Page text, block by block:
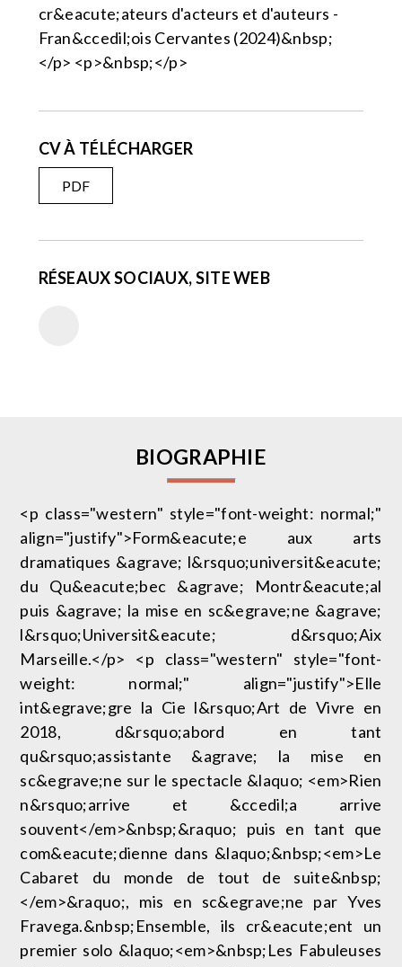
cr&eacute;ateurs d'acteurs et d'auteurs -
Fran&ccedil;ois Cervantes (2024)&nbsp;
</p> <p>&nbsp;</p>
CV À TÉLÉCHARGER
PDF
RÉSEAUX SOCIAUX, SITE WEB
BIOGRAPHIE
<p class="western" style="font-weight: normal;"
align="justify">Form&eacute;e aux arts
dramatiques &agrave; l&rsquo;universit&eacute;
du Qu&eacute;bec &agrave; Montr&eacute;al
puis &agrave; la mise en sc&egrave;ne &agrave;
l&rsquo;Universit&eacute; d&rsquo;Aix
Marseille.</p> <p class="western" style="font-
weight: normal;" align="justify">Elle
int&egrave;gre la Cie l&rsquo;Art de Vivre en
2018, d&rsquo;abord en tant
qu&rsquo;assistante &agrave; la mise en
sc&egrave;ne sur le spectacle &laquo; <em>Rien
n&rsquo;arrive et &ccedil;a arrive
souvent</em>&nbsp;&raquo; puis en tant que
com&eacute;dienne dans &laquo;&nbsp;<em>Le
Cabaret du monde de tout de suite&nbsp;
</em>&raquo;, mis en sc&egrave;ne par Yves
Fravega.&nbsp;Ensemble, ils cr&eacute;ent un
premier solo &laquo;<em>&nbsp;Les Fabuleuses